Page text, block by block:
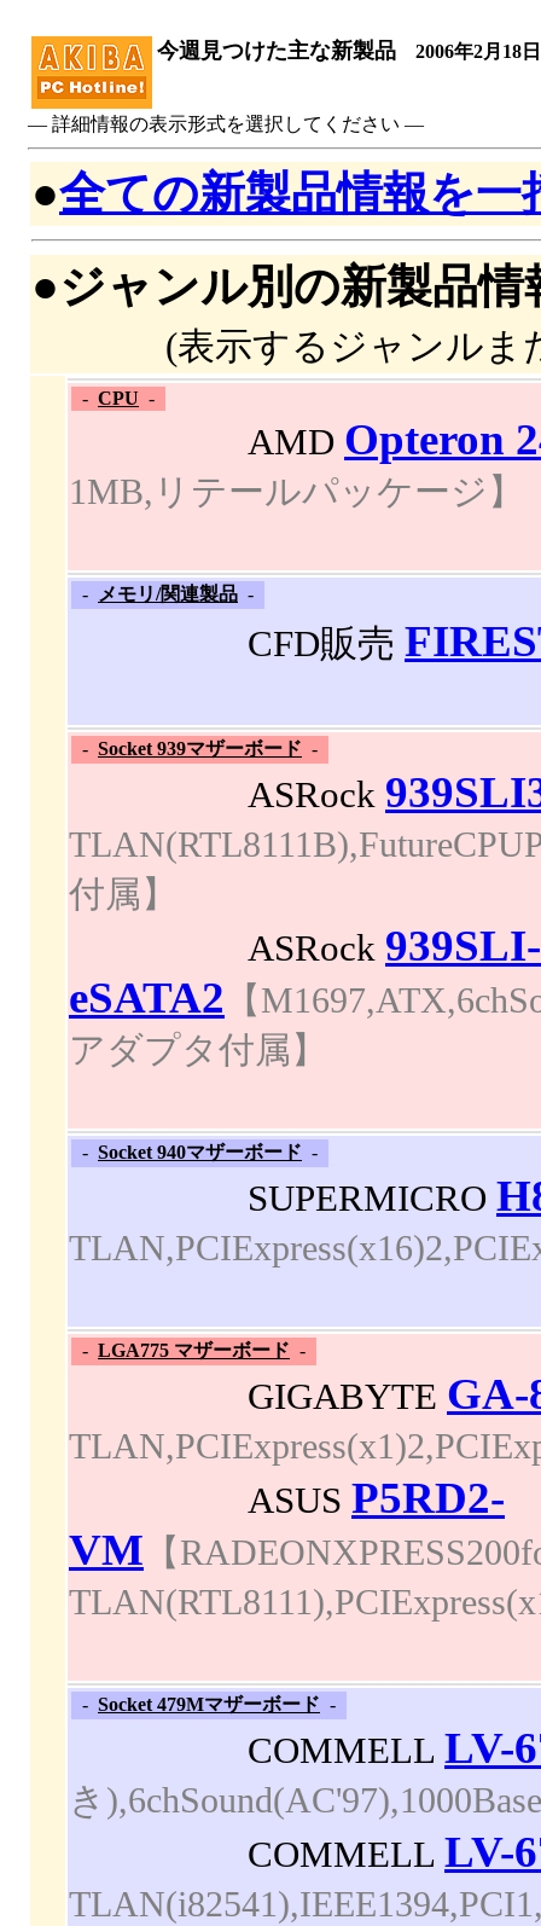
今週見つけた主な新製品 2006年2月18
― 詳細情報の表示形式を選択してください ―
●全ての新製品情報を一
●ジャンル別の新製品情
(表示するジャンルま
- CPU -
AMD Opteron
1MB,リテールパッケージ】
- メモリ/関連製品 -
CFD販売
- Socket 939マザーボード -
ASRock
付属】
ASRock 939SLI-
eSATA2 【
アダプタ付属】
- Socket 940マザーボード -
SUPERMICRO
- LGA775 マザーボード -
GIGABYTE GA-
ASUS P5RD2-
VM 【
- Socket 479Mマザーボード -
COMMELL LV-
き
COMMELL LV-